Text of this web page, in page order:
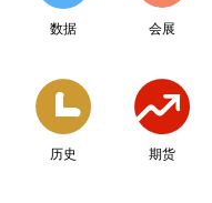
数据 会展
历史 期货